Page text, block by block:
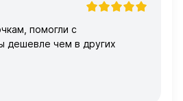
помогли с
дешевле чем в других